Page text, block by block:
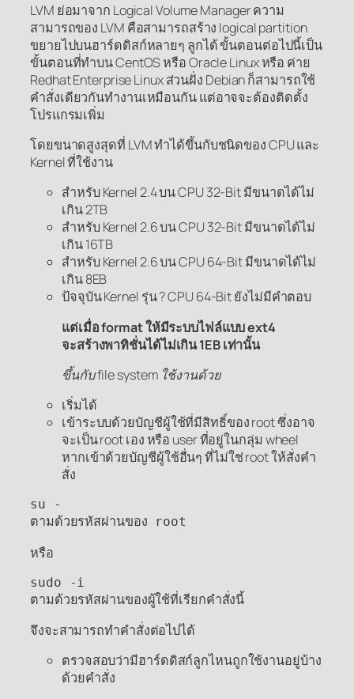
LVM ย่อมาจาก Logical Volume Manager ความ
สามารถของ LVM คือสามารถสร้าง logical partition
ขยายไปบนฮาร์ดดิสก์หลายๆ ลูกได้ ขั้นตอนต่อไปนี้เป็น
ขั้นตอนที่ทำบน CentOS หรือ Oracle Linux หรือ ค่าย
Redhat Enterprise Linux ส่วนฝั่ง Debian ก็สามารถใช้
คำสั่งเดียวกันทำงานเหมือนกัน แต่อาจจะต้องติดตั้ง
โปรแกรมเพิ่ม
โดยขนาดสูงสุดที่ LVM ทำได้ขึ้นกับชนิดของ CPU และ
Kernel ที่ใช้งาน
สำหรับ Kernel 2.4 บน CPU 32-Bit มีขนาดได้ไม่
เกิน 2TB
สำหรับ Kernel 2.6 บน CPU 32-Bit มีขนาดได้ไม่
เกิน 16TB
สำหรับ Kernel 2.6 บน CPU 64-Bit มีขนาดได้ไม่
เกิน 8EB
ป้จจุบัน Kernel รุ่น ? CPU 64-Bit ยังไม่มีคำตอบ
แต่เมื่อ format ให้มีระบบไฟล์แบบ ext4
จะสร้างพาทิชั่นได้ไม่เกิน 1EB เท่านั้น
ขึ้นกับ file system ใช้งานด้วย
เริ่มได้
เข้าระบบด้วยบัญชีผู้ใช้ที่มีสิทธิ์ของ root ซึ่งอาจ
จะเป็น root เอง หรือ user ที่อยู่ในกลุ่ม wheel
หากเข้าด้วยบัญชีผู้ใช้อื่นๆ ที่ไม่ใช่ root ให้สั่งคำ
สั่ง
su -
ตามด้วยรหัสผ่านของ root
หรือ
sudo -i
ตามด้วยรหัสผ่านของผู้ใช้ที่เรียกคำสั่งนี้
จึงจะสามารถทำคำสั่งต่อไปได้
ตรวจสอบว่ามีฮาร์ดดิสก์ลูกไหนถูกใช้งานอยู่บ้าง
ด้วยคำสั่ง